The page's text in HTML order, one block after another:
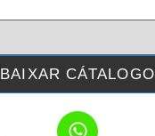
BAIXAR CÁTALOGO